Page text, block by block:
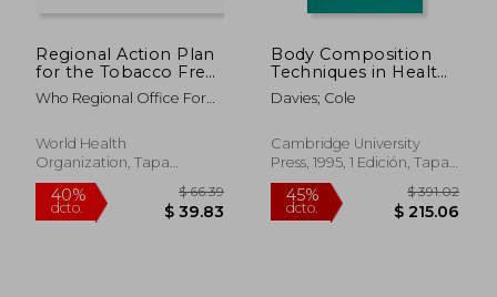
Regional Action Plan
for the Tobacco Free
Initiative in the
Western Pacific (2015-
Who Regional Office For
World Health
Organization, Tapa
Blanda, Nuevo
Body Composition
Techniques in Health
and Disease Hardback
(Society for the Study
Symposium Series)
(en Inglés)
Davies; Cole
Cambridge University
Press, 1995, 1 Edición, Tapa
Dura, Nuevo